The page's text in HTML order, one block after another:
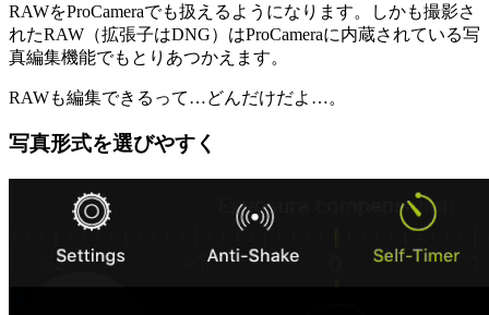
RAWをProCameraでも扱えるようになります。しかも撮影さ
れたRAW（拡張子はDNG）はProCameraに内蔵されている写
真編集機能でもとりあつかえます。
RAWも編集できるって…どんだけだよ…。
写真形式を選びやすく